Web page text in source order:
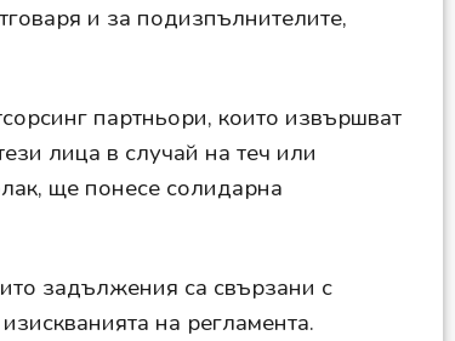
и за подизпълнителите,
партньори, които извършват
лица в случай на теч или
ще понесе солидарна
задължения са свързани с
на регламента.